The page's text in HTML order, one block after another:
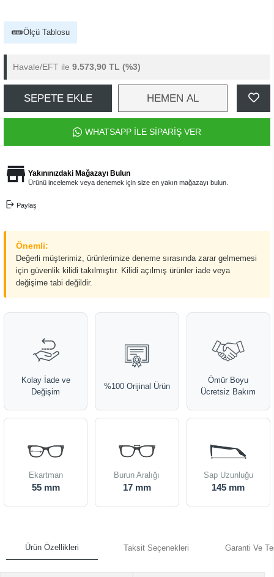
Ölçü Tablosu
Havale/EFT ile 9.573,90 TL (%3)
SEPETE EKLE HEMEN AL
WHATSAPP İLE SİPARİŞ VER
Yakınınızdaki Mağazayı Bulun
Ürünü incelemek veya denemek için size en yakın mağazayı bulun.
Paylaş
Önemli:
Değerli müşterimiz, ürünlerimize deneme sırasında zarar gelmemesi
için güvenlik kilidi takılmıştır. Kilidi açılmış ürünler iade veya
değişime tabi değildir.
Kolay İade ve
Değişim
%100 Orijinal Ürün
Ömür Boyu
Ücretsiz Bakım
Ekartman
55 mm
Burun Aralığı
17 mm
Sap Uzunluğu
145 mm
Ürün Özellikleri Taksit Seçenekleri Garanti Ve